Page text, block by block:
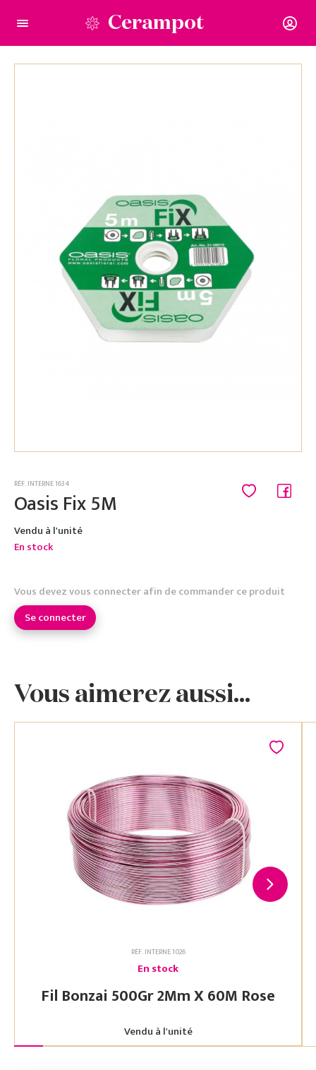
Cerampot
RÉF. INTERNE 1634
Oasis Fix 5M
Vendu à l'unité
En stock
Vous devez vous connecter afin de commander ce produit
Se connecter
Vous aimerez aussi...
RÉF. INTERNE 1026
En stock
Fil Bonzai 500Gr 2Mm X 60M Rose
Vendu à l'unité